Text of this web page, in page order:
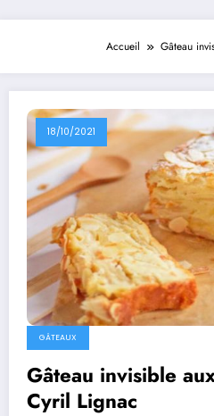
Accueil Gâteau
18/10/2021
GÂTEAUX
Gâteau invisible
Cyril Lignac